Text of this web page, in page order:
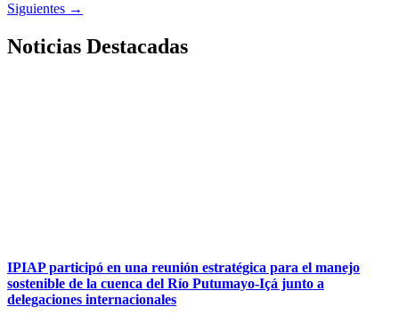
Siguientes →
Noticias Destacadas
IPIAP participó en una reunión estratégica para el manejo
sostenible de la cuenca del Río Putumayo-Içá junto a
delegaciones internacionales